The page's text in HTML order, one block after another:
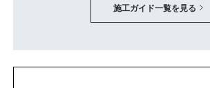
施工ガイド一覧を見る